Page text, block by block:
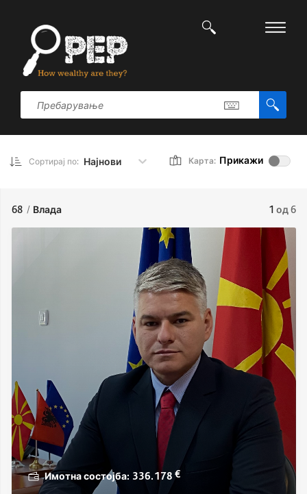
Сортирај по: Најнови Карта: Прикажи
68 / Влада 1 од 6
336.178 €